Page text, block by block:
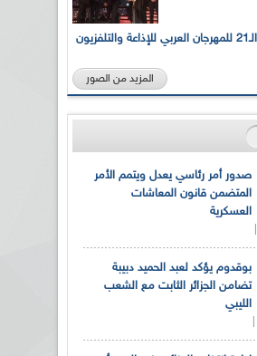
بالصور... الدورة الـ21 للمهرجان العربي للإذاعة والتلفزيون
المزيد من الصور
صدور أمر رئاسي يعدل ويتمم الأمر
المتضمن قانون المعاشات
العسكرية
بوقدوم يؤكد لعبد الحميد دبيبة
تضامن الجزائر الثابت مع الشعب
الليبي